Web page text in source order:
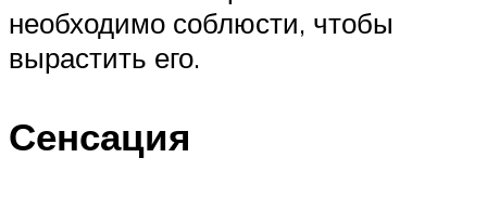
необходимо соблюсти, чтобы
вырастить его.
Сенсация